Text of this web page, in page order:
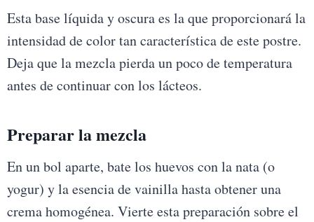
Esta base líquida y oscura es la que proporcionará la
intensidad de color tan característica de este postre.
Deja que la mezcla pierda un poco de temperatura
antes de continuar con los lácteos.
Preparar la mezcla
En un bol aparte, bate los huevos con la nata (o
yogur) y la esencia de vainilla hasta obtener una
crema homogénea. Vierte esta preparación sobre el